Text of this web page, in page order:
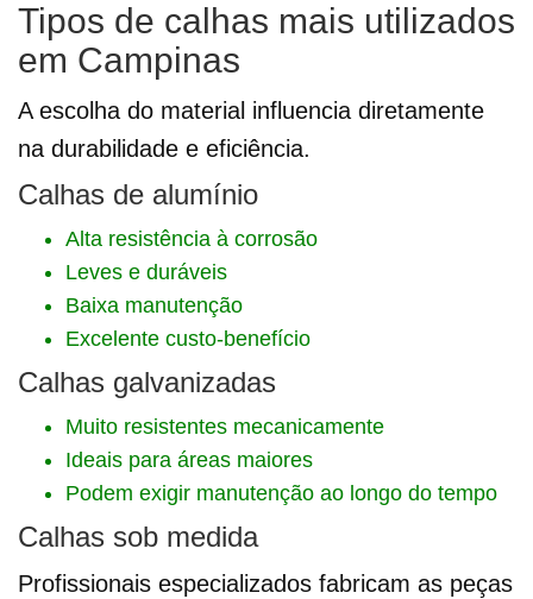
Tipos de calhas mais utilizados
em Campinas
A escolha do material influencia diretamente
na durabilidade e eficiência.
Calhas de alumínio
Alta resistência à corrosão
Leves e duráveis
Baixa manutenção
Excelente custo-benefício
Calhas galvanizadas
Muito resistentes mecanicamente
Ideais para áreas maiores
Podem exigir manutenção ao longo do tempo
Calhas sob medida
Profissionais especializados fabricam as peças